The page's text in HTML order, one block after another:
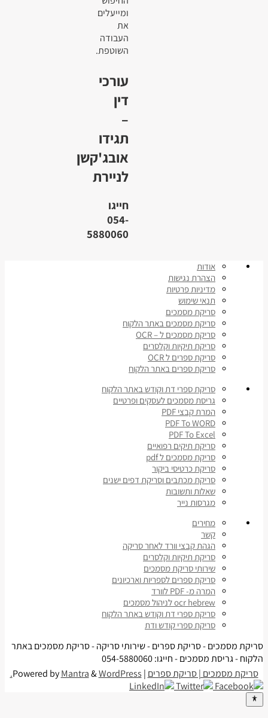
ומייעלים
את
העבודה
השוטפת.
עורכי
דין
–
תגידו
אובג'קשן
לניירת
חייגו
054-
5880060
אודות
הצהרת נגישות
מדיניות פרטיות
תנאי שימוש
סריקת מסמכים
סריקת מסמכים באתר הלקוח
סריקת מסמכים ל – OCR
סריקת תיקיות וקלסרים
סריקת ספרים ל OCR
סריקת ספרים באתר הלקוח
סריקת ספרי דת וקודש באתר הלקוח
גריסת מסמכים לעסקים ופרטיים
המרת קבצי PDF
PDF To WORD
PDF To Excel
סריקת תיקים רפואיים
סריקת מסמכים ל pdf
סריקת כרטיסי ביקור
סריקת מכתבים וסריקת דפים ישנים
שאלות ותשובות
מגרסות נייר
מחירים
קשר
הגהת קבצי וורד לאחר סריקה
סריקת תיקיות וקלסרים
שירותי סריקת מסמכים
סריקת ספרים לספריות וארכיונים
המרה מ- PDF לוורד
ocr hebrew לניהול מסמכים
סריקת ספרי דת וקודש באתר הלקוח
סריקת ספרי קודש ודת
סריקת מסמכים - סריקת ספרים - שירותי סריקה - סריקת מסמכים באתר
הלקוח - גריסת מסמכים - חייגו: 054-5880060
סריקת מסמכים | סריקת ספרים | Powered by
Mantra&WordPress.